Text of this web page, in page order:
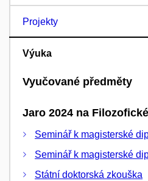
Projekty
Výuka
Vyučované předměty
Jaro 2024 na
Seminář k magisterské
Seminář k magisterské
Státní doktorská zkouška